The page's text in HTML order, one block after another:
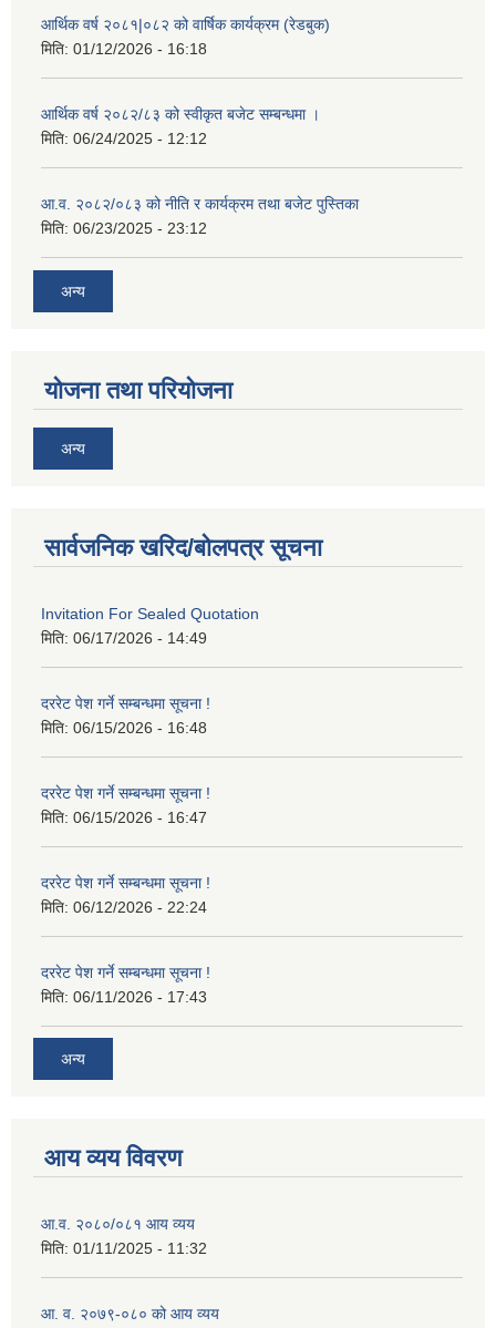
आर्थिक वर्ष २०८१|०८२ को वार्षिक कार्यक्रम (रेडबुक)
मिति: 01/12/2026 - 16:18
आर्थिक वर्ष २०८२/८३ को स्वीकृत बजेट सम्बन्धमा ।
मिति: 06/24/2025 - 12:12
आ.व. २०८२/०८३ को नीति र कार्यक्रम तथा बजेट पुस्तिका
मिति: 06/23/2025 - 23:12
अन्य
योजना तथा परियोजना
अन्य
सार्वजनिक खरिद/बोलपत्र सूचना
Invitation For Sealed Quotation
मिति: 06/17/2026 - 14:49
दररेट पेश गर्ने सम्बन्धमा सूचना !
मिति: 06/15/2026 - 16:48
दररेट पेश गर्ने सम्बन्धमा सूचना !
मिति: 06/15/2026 - 16:47
दररेट पेश गर्ने सम्बन्धमा सूचना !
मिति: 06/12/2026 - 22:24
दररेट पेश गर्ने सम्बन्धमा सूचना !
मिति: 06/11/2026 - 17:43
अन्य
आय व्यय विवरण
आ.व. २०८०/०८१ आय व्यय
मिति: 01/11/2025 - 11:32
आ. व. २०७९-०८० को आय व्यय